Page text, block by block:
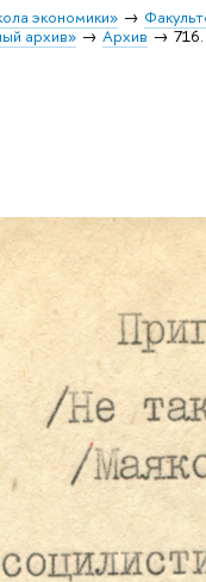
экономики»
архив» Архив